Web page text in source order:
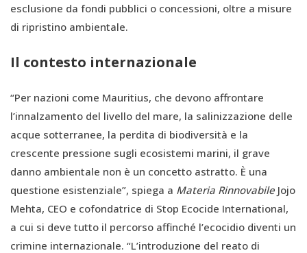
esclusione da fondi pubblici o concessioni, oltre a misure
di ripristino ambientale.
Il contesto internazionale
“Per nazioni come Mauritius, che devono affrontare
l’innalzamento del livello del mare, la salinizzazione delle
acque sotterranee, la perdita di biodiversità e la
crescente pressione sugli ecosistemi marini, il grave
danno ambientale non è un concetto astratto. È una
questione esistenziale”, spiega a Materia Rinnovabile Jojo
Mehta, CEO e cofondatrice di Stop Ecocide International,
a cui si deve tutto il percorso affinché l’ecocidio diventi un
crimine internazionale. “L’introduzione del reato di